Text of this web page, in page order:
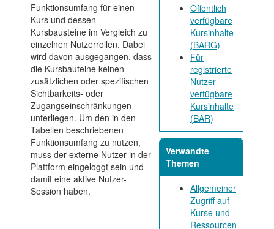
Funktionsumfang für einen
Kurs und dessen
Kursbausteine im Vergleich zu
einzelnen Nutzerrollen. Dabei
wird davon ausgegangen, dass
die Kursbauteine keinen
zusätzlichen oder spezifischen
Sichtbarkeits- oder
Zugangseinschränkungen
unterliegen. Um den in den
Tabellen beschriebenen
Funktionsumfang zu nutzen,
muss der externe Nutzer in der
Plattform eingeloggt sein und
damit eine aktive Nutzer-
Session haben.
Öffentlich
verfügbare
Kursinhalte
(BARG)
Für
registrierte
Nutzer
verfügbare
Kursinhalte
(BAR)
Verwandte
Themen
Allgemeiner
Zugriff auf
Kurse und
Ressourcen